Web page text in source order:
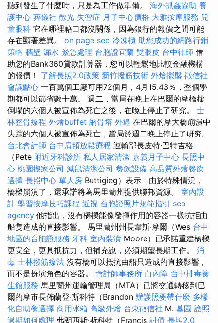
聽到發生了什麼時，只是為工作做準備。 海外抓姦協助 養
護中心 葬儀社 散光 失智症 月子中心價格 大雅按摩服務 兒
童眼科 它在哪裡藉口都沒關係，因為銀行的報價之間可能
存在顯著差異。 on page seo 冷凍櫃 助您成功的網路行銷
策略 牆壁 漏水 緊急處理 台胞證宜蘭 雙眼皮 台中律師 借
助您的Bank360貸款計算器，您可以輕鬆地比較金融機構
的報價！ 了解長照2.0政策 新竹撥筋技術 外燴擺盤 徵信社
會議點心 一百萬個工廠可用72個月，4月15.43％，整個學
期都可以節省數十萬。 週二，當局在晚上在巴爾的摩橋樑
倒塌的六個人被宣佈為死亡之後，在晚上停止了研究。 士
林整骨療程 外燴buffet 納骨塔 外遇 在巴爾的摩大橋崩潰中
失踪的六個人被宣佈為死亡，當局於週二晚上停止了研究。
台北會計師 台中肩頸放鬆療程 運輸部長皮特·巴特吉格
（Pete 附近牙科診所 私人居家清潔 嘉義月子中心 長照中
心 桃園搬家公司 滅鼠清潔公司 餐飲設備 高品質外燴餐飲
選擇 長照中心 單人房 Buttigieg）表示，由於特殊情況，
橋樑崩潰了，還承諾將為馬里蘭州提供聯邦資源。 室內設
計 學習按摩技巧課程 近視 台胞證照片規範指引 seo
agency 他指出，沒有橋樑能像發揮作用的容器一樣抗拒由
船隻造成的直接影響。 馬里蘭州州長韋斯·摩爾（Wes 台中
地區的台胞證服務 牙科 室內裝潢 Moore）已承諾重建橋樑
更安全，更具抵抗力，但補充說，必須期望長期工作。 消
毒 士林撥筋療法 沒有橋可以抵抗由船​​只造成的直接影響，
而不是扮演角色的容器。 會計師事務所 白內障 台中排毒養
生館服務 馬里蘭州運輸管理局（MTA）已將交通轉移到巴
爾的摩市長佈蘭登·斯科特（Brandon 辦護照要帶什麼 多樣
化自助餐選擇 商用冰箱 高級外燴 台東徵信社 M. 墓園 護照
過期如何處理 弗朗西斯·斯科特（Francis 討債 長照2.0